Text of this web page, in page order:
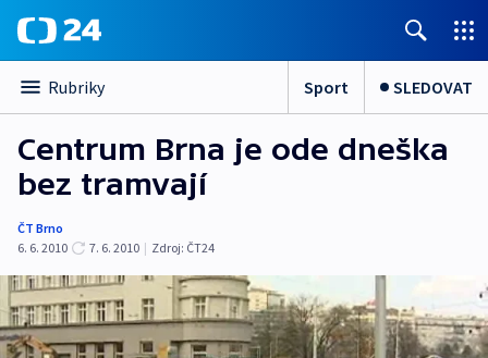
Rubriky Sport SLEDOVAT
Centrum Brna je ode dneška
bez tramvají
ČT Brno
6. 6. 2010
7. 6. 2010 | Zdroj: ČT24